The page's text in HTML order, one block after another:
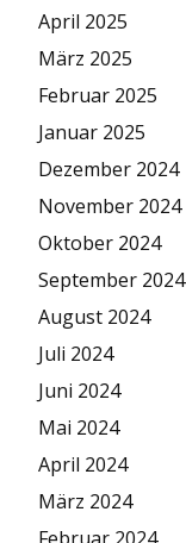
April 2025
März 2025
Februar 2025
Januar 2025
Dezember 2024
November 2024
Oktober 2024
September 2024
August 2024
Juli 2024
Juni 2024
Mai 2024
April 2024
März 2024